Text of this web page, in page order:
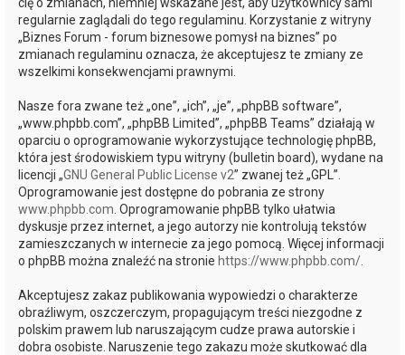
regularnie zaglądali do tego regulaminu. Korzystanie z witryny
„Biznes Forum - forum biznesowe pomysł na biznes” po
zmianach regulaminu oznacza, że akceptujesz te zmiany ze
wszelkimi konsekwencjami prawnymi.
Nasze fora zwane też „one”, „ich”, „je”, „phpBB software”,
„www.phpbb.com”, „phpBB Limited”, „phpBB Teams” działają w
oparciu o oprogramowanie wykorzystujące technologię phpBB,
która jest środowiskiem typu witryny (bulletin board), wydane na
licencji „GNU General Public License v2” zwanej też „GPL”.
Oprogramowanie jest dostępne do pobrania ze strony
www.phpbb.com . Oprogramowanie phpBB tylko ułatwia
dyskusje przez internet, a jego autorzy nie kontrolują tekstów
zamieszczanych w internecie za jego pomocą. Więcej informacji
o phpBB można znaleźć na stronie https://www.phpbb.com/
Akceptujesz zakaz publikowania wypowiedzi o charakterze
obraźliwym, oszczerczym, propagującym treści niezgodne z
polskim prawem lub naruszającym cudze prawa autorskie i
dobra osobiste. Naruszenie tego zakazu może skutkować dla